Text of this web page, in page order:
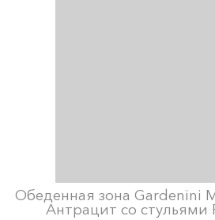
Обеденная зона Gardenini
Антрацит со стульями